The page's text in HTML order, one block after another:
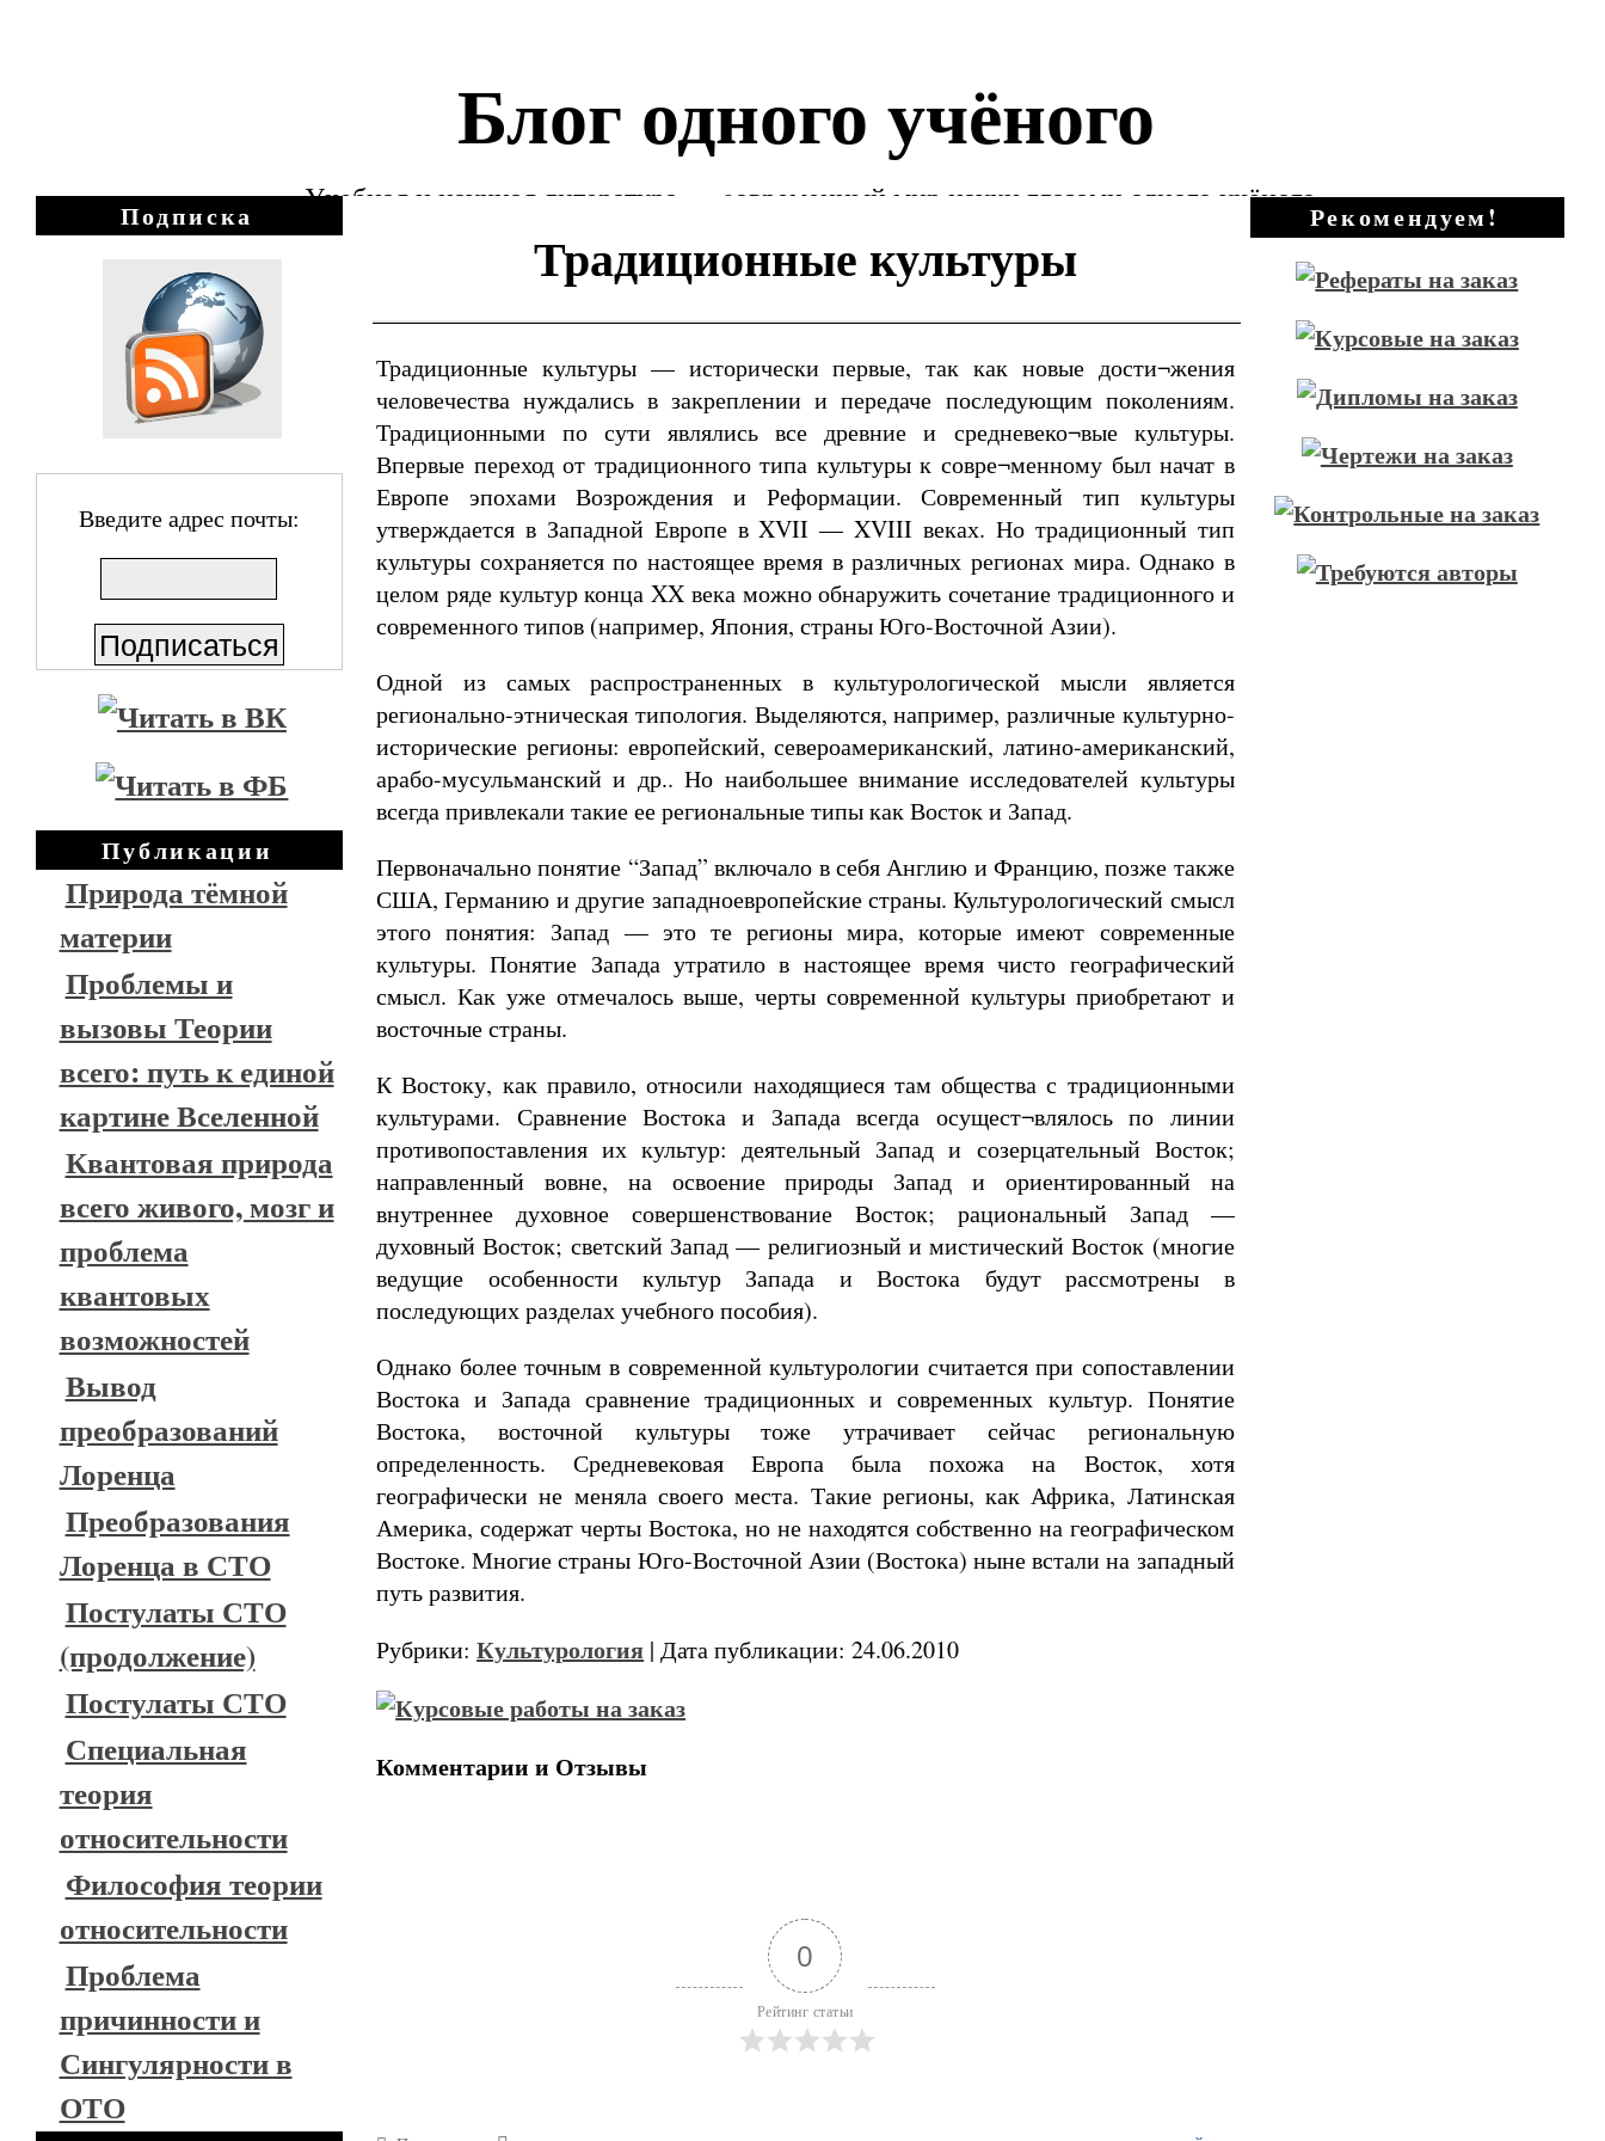
Блог одного учёного
Учебная и научная литература — cовременный мир науки глазами одного учёного
Подписка
Введите адрес почты:
Публикации
Природа тёмной
материи
Проблемы и
вызовы Теории
всего: путь к единой
картине Вселенной
Квантовая природа
всего живого, мозг и
проблема
квантовых
возможностей
Вывод
преобразований
Лоренца
Преобразования
Лоренца в СТО
Постулаты СТО
(продолжение)
Постулаты СТО
Специальная
теория
относительности
Философия теории
относительности
Проблема
причинности и
Сингулярности в
ОТО
Традиционные культуры
Традиционные культуры — исторически первые, так как новые дости¬жения
человечества нуждались в закреплении и передаче последующим поколениям.
Традиционными по сути являлись все древние и средневеко¬вые культуры.
Впервые переход от традиционного типа культуры к совре¬менному был начат в
Европе эпохами Возрождения и Реформации. Современный тип культуры
утверждается в Западной Европе в XVII — XVIII веках. Но традиционный тип
культуры сохраняется по настоящее время в различных регионах мира. Однако в
целом ряде культур конца XX века можно обнаружить сочетание традиционного и
современного типов (например, Япония, страны Юго-Восточной Азии).
Одной из самых распространенных в культурологической мысли является
регионально-этническая типология. Выделяются, например, различные культурно-
исторические регионы: европейский, североамериканский, латино-американский,
арабо-мусульманский и др.. Но наибольшее внимание исследователей культуры
всегда привлекали такие ее региональные типы как Восток и Запад.
Первоначально понятие “Запад” включало в себя Англию и Францию, позже также
США, Германию и другие западноевропейские страны. Культурологический смысл
этого понятия: Запад — это те регионы мира, которые имеют современные
культуры. Понятие Запада утратило в настоящее время чисто географический
смысл. Как уже отмечалось выше, черты современной культуры приобретают и
восточные страны.
К Востоку, как правило, относили находящиеся там общества с традиционными
культурами. Сравнение Востока и Запада всегда осущест¬влялось по линии
противопоставления их культур: деятельный Запад и созерцательный Восток;
направленный вовне, на освоение природы Запад и ориентированный на
внутреннее духовное совершенствование Восток; рациональный Запад —
духовный Восток; светский Запад — религиозный и мистический Восток (многие
ведущие особенности культур Запада и Востока будут рассмотрены в
последующих разделах учебного пособия).
Однако более точным в современной культурологии считается при сопоставлении
Востока и Запада сравнение традиционных и современных культур. Понятие
Востока, восточной культуры тоже утрачивает сейчас региональную
определенность. Средневековая Европа была похожа на Восток, хотя
географически не меняла своего места. Такие регионы, как Африка, Латинская
Америка, содержат черты Востока, но не находятся собственно на географическом
Востоке. Многие страны Юго-Восточной Азии (Востока) ныне встали на западный
путь развития.
Рубрики:Культурология | Дата публикации: 24.06.2010
Комментарии и Отзывы
0
Рейтинг статьи
Рекомендуем!